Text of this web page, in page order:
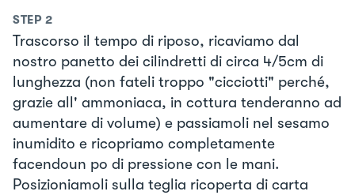
STEP 2
Trascorso il tempo di riposo, ricaviamo dal
nostro panetto dei cilindretti di circa 4/5cm di
lunghezza (non fateli troppo "cicciotti" perché,
grazie all' ammoniaca, in cottura tenderanno ad
aumentare di volume) e passiamoli nel sesamo
inumidito e ricopriamo completamente
facendoun po di pressione con le mani.
Posizioniamoli sulla teglia ricoperta di carta